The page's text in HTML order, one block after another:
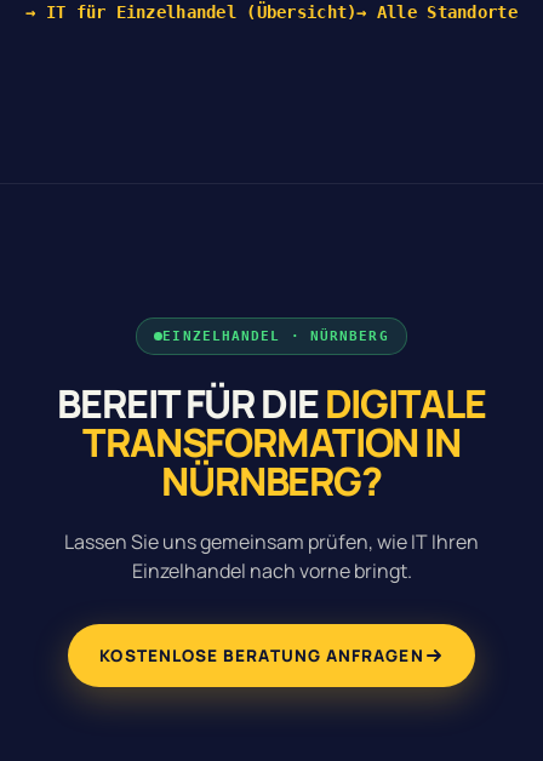
→ IT für Einzelhandel (Übersicht)→ Alle Standorte
EINZELHANDEL · NÜRNBERG
BEREIT FÜR DIEDIGITALE
TRANSFORMATION IN
NÜRNBERG?
Lassen Sie uns gemeinsam prüfen, wie IT Ihren
Einzelhandel nach vorne bringt.
KOSTENLOSE BERATUNG ANFRAGEN